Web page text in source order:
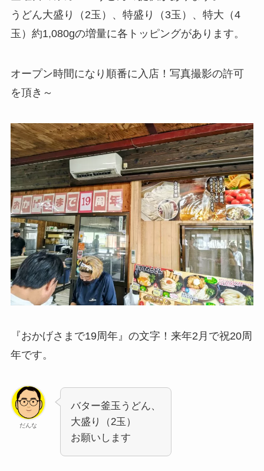
うどん大盛り（2玉）、特盛り（3玉）、特大（4
玉）約1,080gの増量に各トッピングがあります。
オープン時間になり順番に入店！写真撮影の許可
を頂き～
『おかげさまで19周年』の文字！来年2月で祝20周
年です。
だんな
バター釜玉うどん、
大盛り（2玉）
お願いします